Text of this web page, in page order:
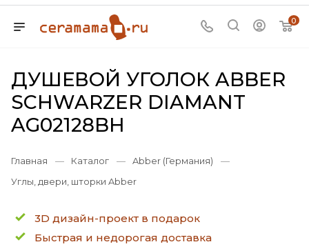
0
ДУШЕВОЙ УГОЛОК ABBER
SCHWARZER DIAMANT
AG02128BH
Главная — Каталог — Abber (Германия)
—
Углы, двери, шторки Abber
3D дизайн-проект в подарок
Быстрая и недорогая доставка